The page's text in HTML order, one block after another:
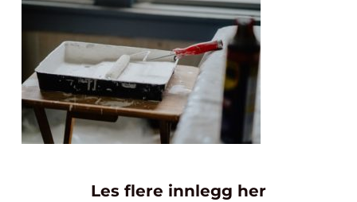
Les flere innlegg her